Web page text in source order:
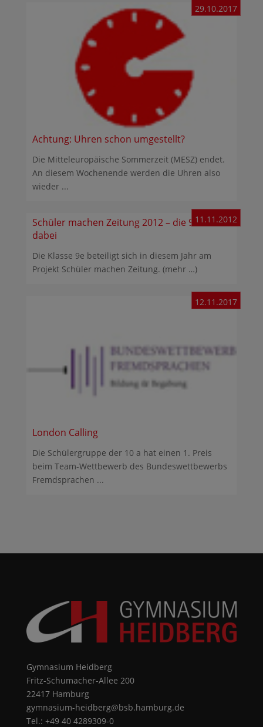
Achtung: Uhren schon umgestellt?
29.10.2017
Die Mitteleuropäische Sommerzeit (MESZ) endet.
An diesem Wochenende werden die Uhren also
wieder ...
Schüler machen Zeitung 2012 – die 9e ist
dabei
11.11.2012
Die Klasse 9e beteiligt sich in diesem Jahr am
Projekt Schüler machen Zeitung. (mehr …)
London Calling
12.11.2017
Die Schülergruppe der 10 a hat einen 1. Preis
beim Team-Wettbewerb des Bundeswettbewerbs
Fremdsprachen ...
Gymnasium Heidberg
Fritz-Schumacher-Allee 200
22417 Hamburg
gymnasium-heidberg@bsb.hamburg.de
Tel.: +49 40 4289309-0